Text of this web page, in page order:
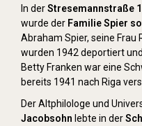
In derStresemannstraße
wurde der Familie Spier
Abraham Spier, seine Frau
wurden 1942 deportiert
Betty Franken war eine
bereits 1941 nach Riga
Der Altphilologe und
Jacobsohn lebte in der